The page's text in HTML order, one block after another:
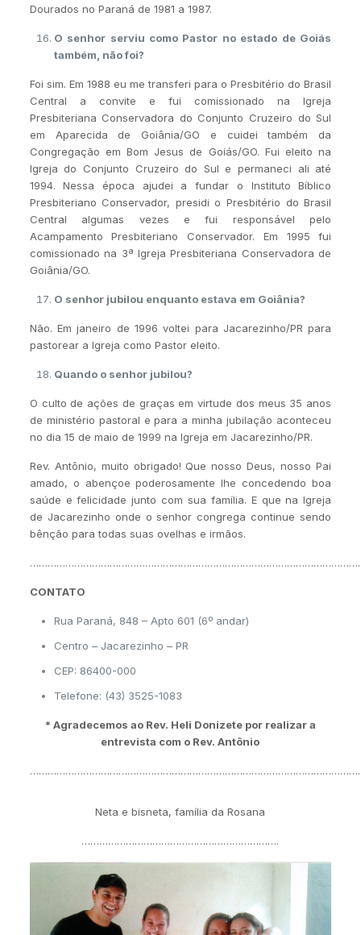
Dourados no Paraná de 1981 a 1987.
O senhor serviu como Pastor no estado de Goiás
também, não foi?
Foi sim. Em 1988 eu me transferi para o Presbitério do Brasil
Central a convite e fui comissionado na Igreja
Presbiteriana Conservadora do Conjunto Cruzeiro do Sul
em Aparecida de Goiânia/GO e cuidei também da
Congregação em Bom Jesus de Goiás/GO. Fui eleito na
Igreja do Conjunto Cruzeiro do Sul e permaneci ali até
1994. Nessa época ajudei a fundar o Instituto Bíblico
Presbiteriano Conservador, presidi o Presbitério do Brasil
Central algumas vezes e fui responsável pelo
Acampamento Presbiteriano Conservador. Em 1995 fui
comissionado na 3ª Igreja Presbiteriana Conservadora de
Goiânia/GO.
O senhor jubilou enquanto estava em Goiânia?
Não. Em janeiro de 1996 voltei para Jacarezinho/PR para
pastorear a Igreja como Pastor eleito.
Quando o senhor jubilou?
O culto de ações de graças em virtude dos meus 35 anos
de ministério pastoral e para a minha jubilação aconteceu
no dia 15 de maio de 1999 na Igreja em Jacarezinho/PR.
Rev. Antônio, muito obrigado! Que nosso Deus, nosso Pai
amado, o abençoe poderosamente lhe concedendo boa
saúde e felicidade junto com sua família. E que na Igreja
de Jacarezinho onde o senhor congrega continue sendo
bênção para todas suas ovelhas e irmãos.
CONTATO
Rua Paraná, 848 – Apto 601 (6º andar)
Centro – Jacarezinho – PR
CEP: 86400-000
Telefone: (43) 3525-1083
* Agradecemos ao Rev. Heli Donizete por realizar a
entrevista com o Rev. Antônio
Neta e bisneta, família da Rosana
………………………………………………………….